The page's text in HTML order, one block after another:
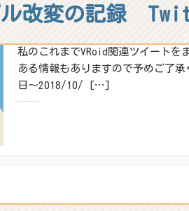
ル改変の記録
私のこれまでVRoid関連ツイートを
ある情報もありますので予めご了承
日～2018/10/ […]